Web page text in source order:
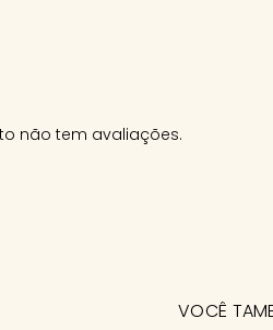
não tem avaliações.
VOCÊ